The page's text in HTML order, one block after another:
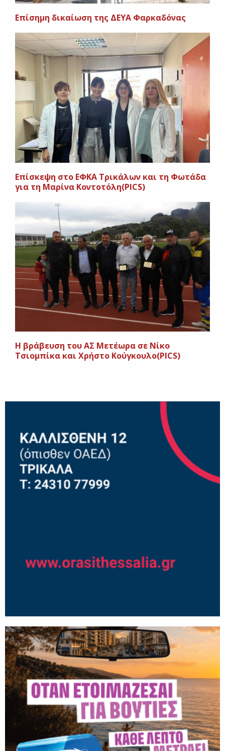
Επίσημη δικαίωση της ΔΕΥΑ Φαρκαδόνας
Επίσκεψη στο ΕΦΚΑ Τρικάλων και τη Φωτάδα
για τη Μαρίνα Κοντοτόλη(PICS)
Η βράβευση του ΑΣ Μετέωρα σε Νίκο
Τσιομπίκα και Χρήστο Κούγκουλο(PICS)